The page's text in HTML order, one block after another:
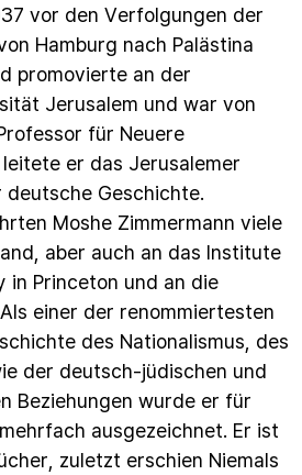
vor den Verfolgungen der
Hamburg nach Palästina
promovierte an der
Jerusalem und war von
für Neuere
er das Jerusalemer
Geschichte.
Moshe Zimmermann viele
aber auch an das Institute
in Princeton und an die
einer der renommiertesten
des Nationalismus, des
der deutsch-jüdischen und
Beziehungen wurde er für
ausgezeichnet. Er ist
zuletzt erschien Niemals